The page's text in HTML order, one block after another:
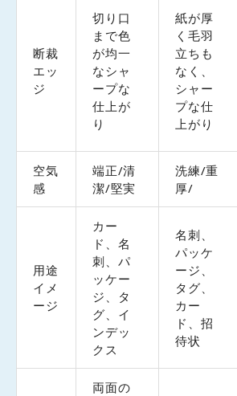
断裁
エッ
ジ
切り口
まで色
が均一
なシャ
ープな
仕上が
り
紙が厚
く毛羽
立ちも
なく、
シャー
プな仕
上がり
空気
感
端正/清
潔/堅実
洗練/重
厚/
用途
イメ
ージ
カー
ド、名
刺、パ
ッケー
ジ、タ
グ、イ
ンデッ
クス
名刺、
パッケ
ージ、
タグ、
カー
ド、招
待状
両面の